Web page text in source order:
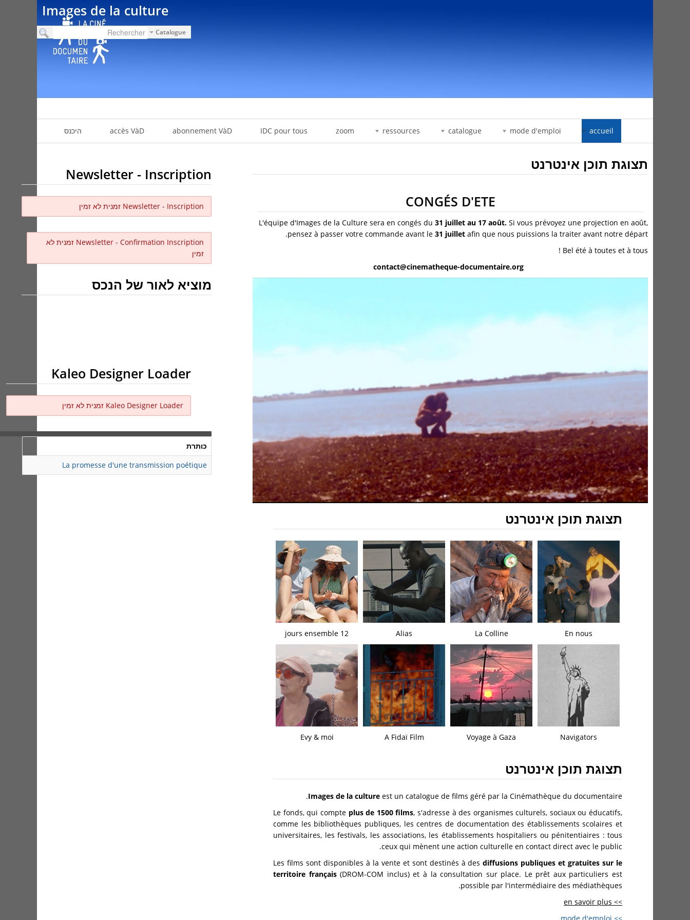
Images de la culture
Catalogue
accueil
mode d'emploi
catalogue
ressources
zoom
IDC pour tous
abonnement VàD
accès VàD היכנס
תצוגת תוכן אינטרנט
CONGÉS D'ETE
L'équipe d'Images de la Culture sera en congés du 31 juillet au 17 août. Si vous prévoyez une projection en août,
pensez à passer votre commande avant le 31 juillet afin que nous puissions la traiter avant notre départ.
Bel été à toutes et à tous !
contact@cinematheque-documentaire.org
תצוגת תוכן אינטרנט
12 jours ensemble Alias La Colline En nous
Evy & moi A Fidaï Film Voyage à Gaza Navigators
תצוגת תוכן אינטרנט
Images de la culture est un catalogue de films géré par la Cinémathèque du documentaire.
Le fonds, qui compte plus de 1500 films, s'adresse à des organismes culturels, sociaux ou éducatifs,
comme les bibliothèques publiques, les centres de documentation des établissements scolaires et
universitaires, les festivals, les associations, les établissements hospitaliers ou pénitentiaires : tous
ceux qui mènent une action culturelle en contact direct avec le public.
Les films sont disponibles à la vente et sont destinés à desdiffusions publiques et gratuites sur le
territoire français(DROM-COM inclus) et à la consultation sur place. Le prêt aux particuliers est
possible par l'intermédiaire des médiathèques.
>> en savoir plus
>> mode d'emploi
Newsletter - Inscription
Newsletter - Inscription זמנית לא זמין
Newsletter - Confirmation Inscription זמנית לא
זמין
מוציא לאור של הנכס
Kaleo Designer Loader
Kaleo Designer Loader זמנית לא זמין
כותרת
La promesse d'une transmission poétique